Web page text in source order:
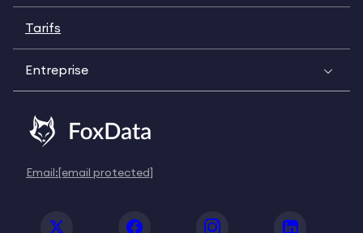
Tarifs
Entreprise
Email:[email protected]